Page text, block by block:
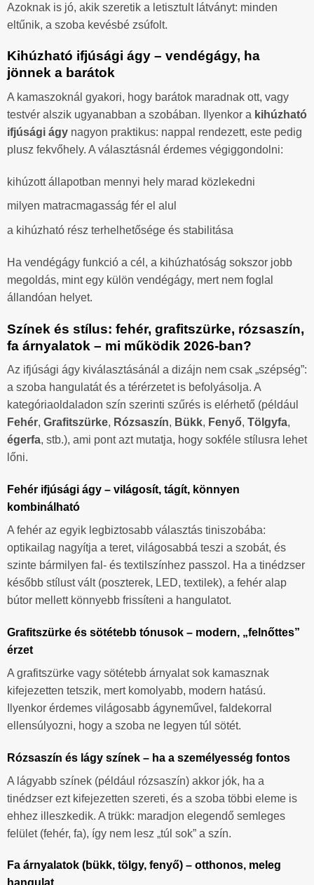
Azoknak is jó, akik szeretik a letisztult látványt: minden
eltűnik, a szoba kevésbé zsúfolt.
Kihúzható ifjúsági ágy – vendégágy, ha
jönnek a barátok
A kamaszoknál gyakori, hogy barátok maradnak ott, vagy
testvér alszik ugyanabban a szobában. Ilyenkor a kihúzható
ifjúsági ágy nagyon praktikus: nappal rendezett, este pedig
plusz fekvőhely. A választásnál érdemes végiggondolni:
kihúzott állapotban mennyi hely marad közlekedni
milyen matracmagasság fér el alul
a kihúzható rész terhelhetősége és stabilitása
Ha vendégágy funkció a cél, a kihúzhatóság sokszor jobb
megoldás, mint egy külön vendégágy, mert nem foglal
állandóan helyet.
Színek és stílus: fehér, grafitszürke, rózsaszín,
fa árnyalatok – mi működik 2026-ban?
Az ifjúsági ágy kiválasztásánál a dizájn nem csak „szépség”:
a szoba hangulatát és a térérzetet is befolyásolja. A
kategóriaoldaladon szín szerinti szűrés is elérhető (például
Fehér, Grafitszürke, Rózsaszín, Bükk, Fenyő, Tölgyfa,
égerfa, stb.), ami pont azt mutatja, hogy sokféle stílusra lehet
lőni.
Fehér ifjúsági ágy – világosít, tágít, könnyen
kombinálható
A fehér az egyik legbiztosabb választás tiniszobába:
optikailag nagyítja a teret, világosabbá teszi a szobát, és
szinte bármilyen fal- és textilszínhez passzol. Ha a tinédzser
később stílust vált (poszterek, LED, textilek), a fehér alap
bútor mellett könnyebb frissíteni a hangulatot.
Grafitszürke és sötétebb tónusok – modern, „felnőttes”
érzet
A grafitszürke vagy sötétebb árnyalat sok kamasznak
kifejezetten tetszik, mert komolyabb, modern hatású.
Ilyenkor érdemes világosabb ágyneművel, faldekorral
ellensúlyozni, hogy a szoba ne legyen túl sötét.
Rózsaszín és lágy színek – ha a személyesség fontos
A lágyabb színek (például rózsaszín) akkor jók, ha a
tinédzser ezt kifejezetten szereti, és a szoba többi eleme is
ehhez illeszkedik. A trükk: maradjon elegendő semleges
felület (fehér, fa), így nem lesz „túl sok” a szín.
Fa árnyalatok (bükk, tölgy, fenyő) – otthonos, meleg